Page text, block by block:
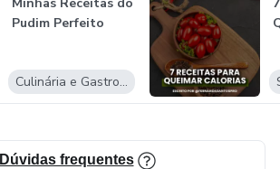
Pudim Perfeito
Culinária e Gastronomia
Dúvidas frequentes